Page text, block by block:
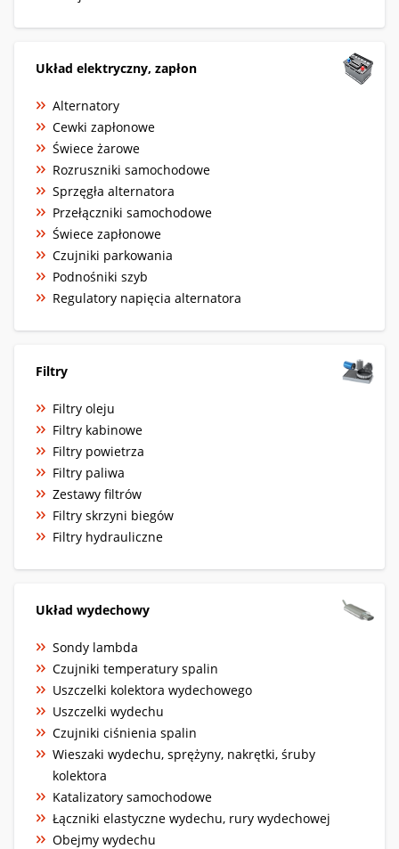
Układ elektryczny, zapłon
Alternatory
Cewki zapłonowe
Świece żarowe
Rozruszniki samochodowe
Sprzęgła alternatora
Przełączniki samochodowe
Świece zapłonowe
Czujniki parkowania
Podnośniki szyb
Regulatory napięcia alternatora
Filtry
Filtry oleju
Filtry kabinowe
Filtry powietrza
Filtry paliwa
Zestawy filtrów
Filtry skrzyni biegów
Filtry hydrauliczne
Układ wydechowy
Sondy lambda
Czujniki temperatury spalin
Uszczelki kolektora wydechowego
Uszczelki wydechu
Czujniki ciśnienia spalin
Wieszaki wydechu, sprężyny, nakrętki, śruby
kolektora
Katalizatory samochodowe
Łączniki elastyczne wydechu, rury wydechowej
Obejmy wydechu